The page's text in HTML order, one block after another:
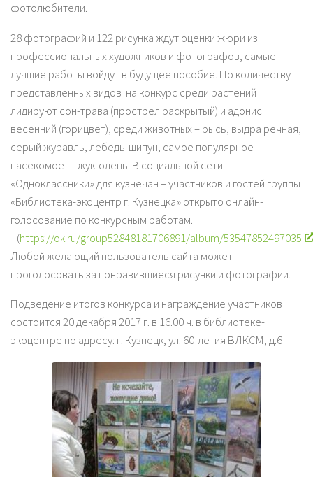
фотолюбители.
28 фотографий и 122 рисунка ждут оценки жюри из
профессиональных художников и фотографов, самые
лучшие работы войдут в будущее пособие. По количеству
представленных видов на конкурс среди растений
лидируют сон-трава (прострел раскрытый) и адонис
весенний (горицвет), среди животных – рысь, выдра речная,
серый журавль, лебедь-шипун, самое популярное
насекомое — жук-олень. В социальной сети
«Одноклассники» для кузнечан – участников и гостей группы
«Библиотека-экоцентр г. Кузнецка» открыто онлайн-
голосование по конкурсным работам.
(https://ok.ru/group52848181706891/album/53547852497035
Любой желающий пользователь сайта может
проголосовать за понравившиеся рисунки и фотографии.
Подведение итогов конкурса и награждение участников
состоится 20 декабря 2017 г. в 16.00 ч. в библиотеке-
экоцентре по адресу: г. Кузнецк, ул. 60-летия ВЛКСМ, д.6